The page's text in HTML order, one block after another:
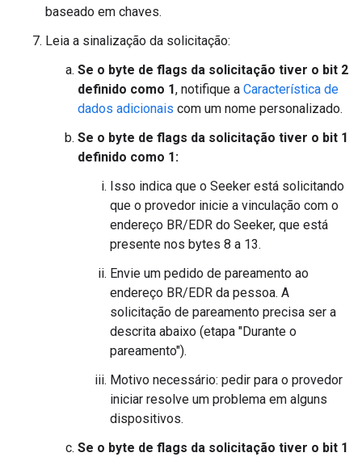
baseado em chaves.
Leia a sinalização da solicitação:
Se o byte de flags da solicitação tiver o bit 2
definido como 1, notifique a Característica de
dados adicionais com um nome personalizado.
Se o byte de flags da solicitação tiver o bit 1
definido como 1:
Isso indica que o Seeker está solicitando
que o provedor inicie a vinculação com o
endereço BR/EDR do Seeker, que está
presente nos bytes 8 a 13.
Envie um pedido de pareamento ao
endereço BR/EDR da pessoa. A
solicitação de pareamento precisa ser a
descrita abaixo (etapa "Durante o
pareamento").
Motivo necessário: pedir para o provedor
iniciar resolve um problema em alguns
dispositivos.
Se o byte de flags da solicitação tiver o bit 1